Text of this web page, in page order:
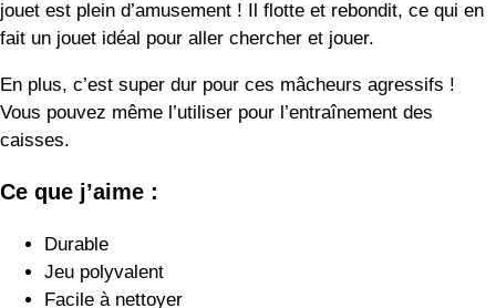
Durable
Jeu polyvalent
Facile à nettoyer
Ralentir les repas pour les prolonger
Inconvénients possibles :
Ce n’est pas un puzzle très difficile, mais je pense
que la difficulté compense.